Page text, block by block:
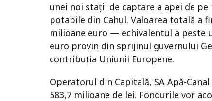
unei noi stații de captare a apei de
potabile din Cahul. Valoarea totală a
milioane euro — echivalentul a peste
euro provin din sprijinul guvernului
contribuția Uniunii Europene.
Operatorul din Capitală, SA Apă-
583,7 milioane de lei. Fondurile vor